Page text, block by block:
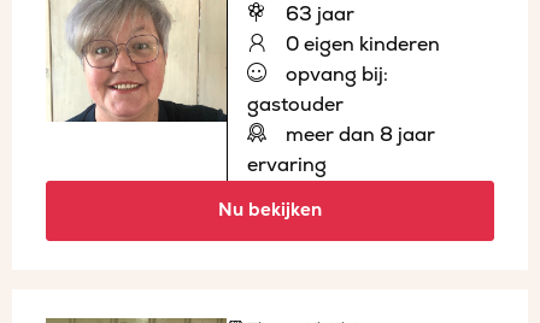
63 jaar
0 eigen kinderen
opvang bij:
gastouder
meer dan 8 jaar
ervaring
Nu bekijken